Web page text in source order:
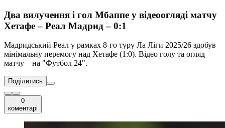
Два вилучення і гол Мбаппе у відеоогляді матчу
Хетафе – Реал Мадрид – 0:1
Мадридський Реал у рамках 8-го туру Ла Ліги 2025/26 здобув
мінімальну перемогу над Хетафе (1:0). Відео голу та огляд
матчу – на "Футбол 24".
Поділитись
0
коментарі